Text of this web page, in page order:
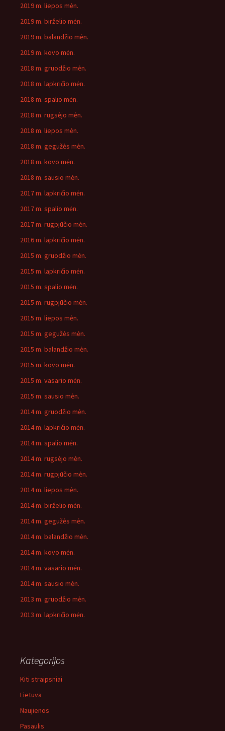
2019 m. liepos mėn.
2019 m. birželio mėn.
2019 m. balandžio mėn.
2019 m. kovo mėn.
2018 m. gruodžio mėn.
2018 m. lapkričio mėn.
2018 m. spalio mėn.
2018 m. rugsėjo mėn.
2018 m. liepos mėn.
2018 m. gegužės mėn.
2018 m. kovo mėn.
2018 m. sausio mėn.
2017 m. lapkričio mėn.
2017 m. spalio mėn.
2017 m. rugpjūčio mėn.
2016 m. lapkričio mėn.
2015 m. gruodžio mėn.
2015 m. lapkričio mėn.
2015 m. spalio mėn.
2015 m. rugpjūčio mėn.
2015 m. liepos mėn.
2015 m. gegužės mėn.
2015 m. balandžio mėn.
2015 m. kovo mėn.
2015 m. vasario mėn.
2015 m. sausio mėn.
2014 m. gruodžio mėn.
2014 m. lapkričio mėn.
2014 m. spalio mėn.
2014 m. rugsėjo mėn.
2014 m. rugpjūčio mėn.
2014 m. liepos mėn.
2014 m. birželio mėn.
2014 m. gegužės mėn.
2014 m. balandžio mėn.
2014 m. kovo mėn.
2014 m. vasario mėn.
2014 m. sausio mėn.
2013 m. gruodžio mėn.
2013 m. lapkričio mėn.
Kategorijos
Kiti straipsniai
Lietuva
Naujienos
Pasaulis